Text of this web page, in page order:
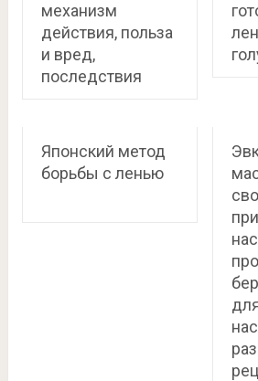
механизм
действия, польза
и вред,
последствия
Японский метод
борьбы с ленью